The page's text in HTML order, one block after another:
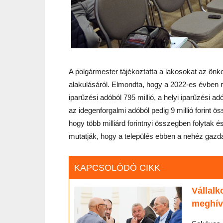
A polgármester tájékoztatta a lakosokat az
alakulásáról. Elmondta, hogy a 2022-es
iparűzési adóból 795 millió, a helyi iparűzési
az idegenforgalmi adóból pedig 9 millió forint
hogy több milliárd forintnyi összegben folytak
mutatják, hogy a település ebben a nehéz
KAPCSOLÓDÓ CIKK